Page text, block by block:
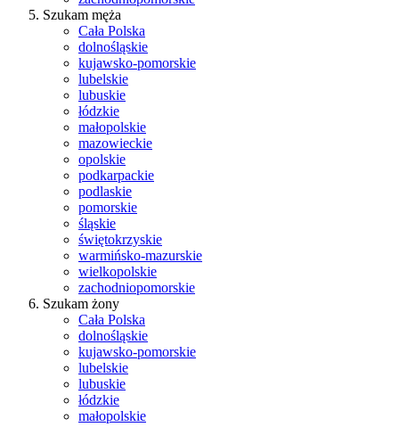
Szukam męża
Cała Polska
dolnośląskie
kujawsko-pomorskie
lubelskie
lubuskie
łódzkie
małopolskie
mazowieckie
opolskie
podkarpackie
podlaskie
pomorskie
śląskie
świętokrzyskie
warmińsko-mazurskie
wielkopolskie
zachodniopomorskie
Szukam żony
Cała Polska
dolnośląskie
kujawsko-pomorskie
lubelskie
lubuskie
łódzkie
małopolskie